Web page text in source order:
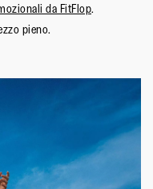
da FitFlop.
pieno.